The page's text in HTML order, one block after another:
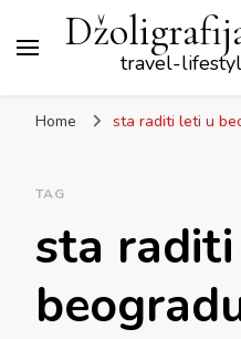
travel-
Home sta raditi leti u
TAG
sta